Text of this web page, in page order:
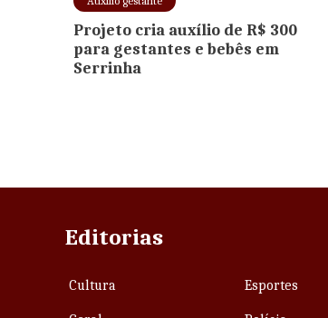
Projeto cria auxílio de R$ 300
para gestantes e bebês em
Serrinha
Editorias
Cultura Esportes